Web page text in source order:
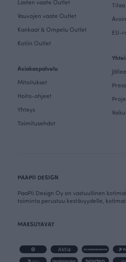
Lasten vaate Outlet
Vauvojen vaate Outlet
Kankaat & Ompelu Outlet
Kotiin Outlet
Asiakaspalvelu
Mitoitukset
Hoito-ohjeet
Yhteys
Toimitusehdot
EU-
Press
PAAPII DESIGN
PaaPii Design Oy on vastuullinen
toiminta perustuu kestävyydelle,
MAKSUTAVAT